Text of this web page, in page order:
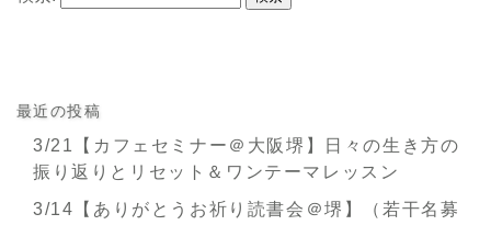
最近の投稿
3/21【カフェセミナー＠大阪堺】日々の生き方の
振り返りとリセット＆ワンテーマレッスン
3/14【ありがとうお祈り読書会＠堺】（若干名募